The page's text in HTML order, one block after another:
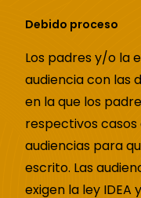
Debido proceso
Los padres y/o la
audiencia con las
en la que los
respectivos
audiencias para
escrito. Las
exigen la ley IDEA